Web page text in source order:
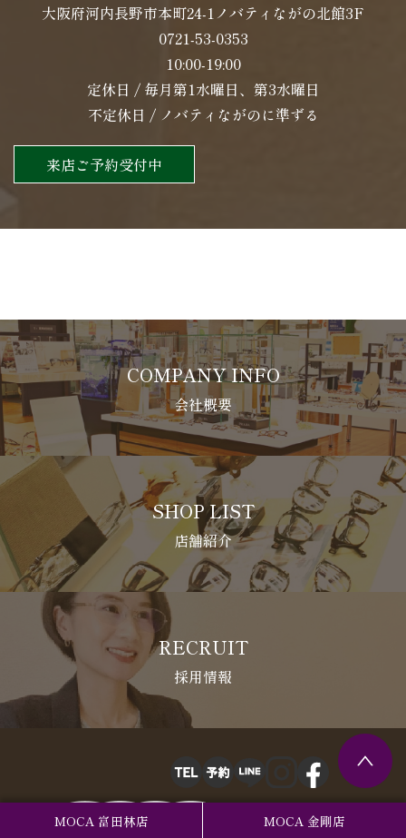
MOCA 富田林店 MOCA 金剛店
大阪府河内長野市本町24-1ノバティながの北館3F
0721-53-0353
10:00-19:00
定休日 / 毎月第1水曜日、第3水曜日
不定休日 / ノバティながのに準ずる
来店ご予約受付中
COMPANY INFO
会社概要
SHOP LIST
店舗紹介
RECRUIT
採用情報